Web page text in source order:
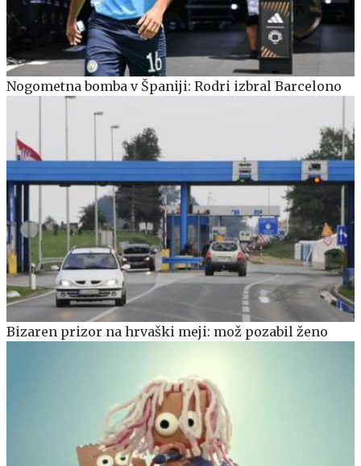
Nogometna bomba v Španiji: Rodri izbral Barcelono
Bizaren prizor na hrvaški meji: mož pozabil ženo